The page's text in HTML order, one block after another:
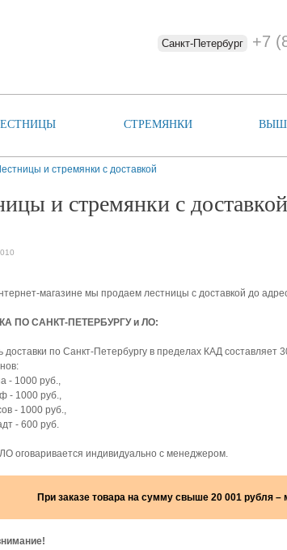
Санкт-Петербург +7
СТРЕМЯНКИ
и стремянки с доставкой
и стремянки с доставкой
магазине мы продаем лестницы с доставкой до
ПО САНКТ-ПЕТЕРБУРГУ и ЛО:
доставки по Санкт-Петербургу в пределах КАД составляет
- 1000 руб.,
- 1000 руб.,
- 1000 руб.,
- 600 руб.
оговаривается индивидуально с менеджером.
При заказе товара на сумму свыше 20 001 рубля